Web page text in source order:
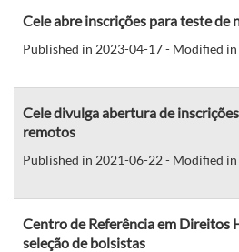
Cele abre inscrições para teste de
Published in 2023-04-17 - Modified
Cele divulga abertura de
remotos
Published in 2021-06-22 - Modified
Centro de Referência em Direitos
seleção de bolsistas